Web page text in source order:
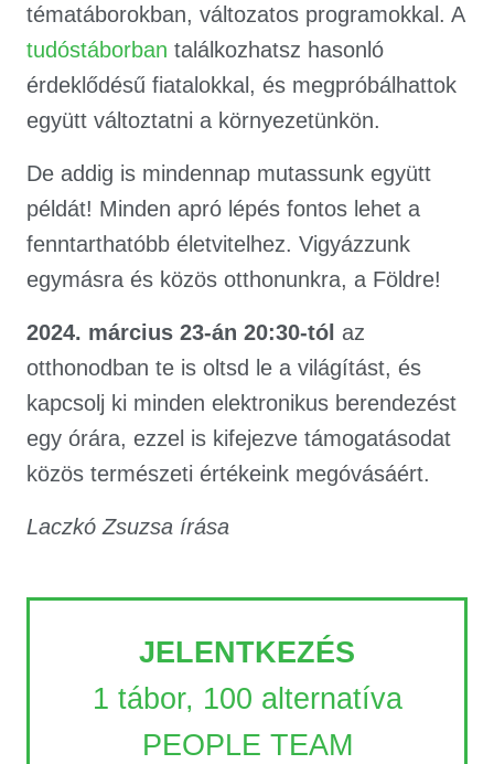
tématáborokban, változatos programokkal. A
tudóstáborban találkozhatsz hasonló
érdeklődésű fiatalokkal, és megpróbálhattok
együtt változtatni a környezetünkön.
De addig is mindennap mutassunk együtt
példát! Minden apró lépés fontos lehet a
fenntarthatóbb életvitelhez. Vigyázzunk
egymásra és közös otthonunkra, a Földre!
2024. március 23-án 20:30-tól az
otthonodban te is oltsd le a világítást, és
kapcsolj ki minden elektronikus berendezést
egy órára, ezzel is kifejezve támogatásodat
közös természeti értékeink megóvásáért.
Laczkó Zsuzsa írása
JELENTKEZÉS
1 tábor, 100 alternatíva
PEOPLE TEAM